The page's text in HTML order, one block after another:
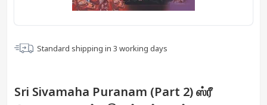
Standard shipping in 3 working days
Sri Sivamaha Puranam (Part 2) ஸ்ரீ